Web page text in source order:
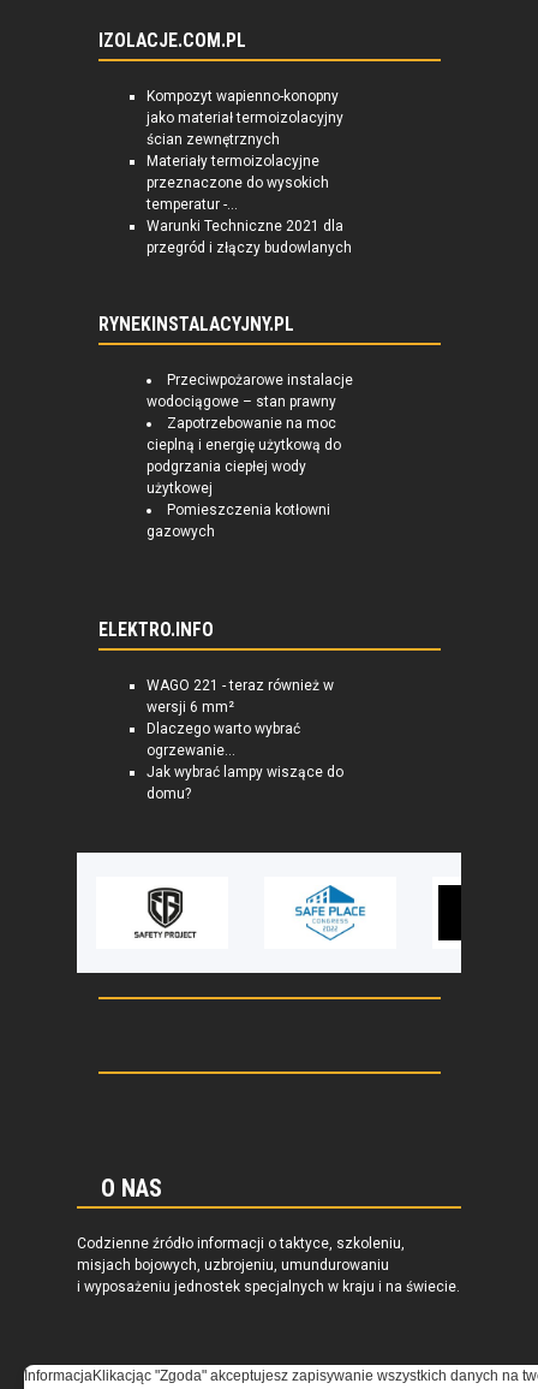
IZOLACJE.COM.PL
Kompozyt wapienno-konopny
jako materiał termoizolacyjny
ścian zewnętrznych
Materiały termoizolacyjne
przeznaczone do wysokich
temperatur -...
Warunki Techniczne 2021 dla
przegród i złączy budowlanych
RYNEKINSTALACYJNY.PL
Przeciwpożarowe instalacje
wodociągowe – stan prawny
Zapotrzebowanie na moc
cieplną i energię użytkową do
podgrzania ciepłej wody
użytkowej
Pomieszczenia kotłowni
gazowych
ELEKTRO.INFO
WAGO 221 - teraz również w
wersji 6 mm²
Dlaczego warto wybrać
ogrzewanie...
Jak wybrać lampy wiszące do
domu?
O NAS
Codzienne źródło informacji o taktyce, szkoleniu,
misjach bojowych, uzbrojeniu, umundurowaniu
i wyposażeniu jednostek specjalnych w kraju i na świecie.
InformacjaKlikacjąc "Zgoda" akceptujesz zapisywanie wszystkich danych na